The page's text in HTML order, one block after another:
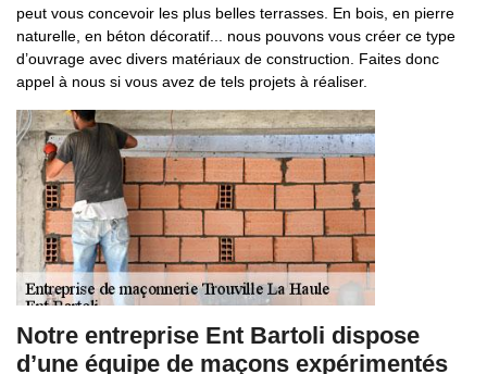
peut vous concevoir les plus belles terrasses. En bois, en pierre
naturelle, en béton décoratif... nous pouvons vous créer ce type
d’ouvrage avec divers matériaux de construction. Faites donc
appel à nous si vous avez de tels projets à réaliser.
Notre entreprise Ent Bartoli dispose
d’une équipe de maçons expérimentés